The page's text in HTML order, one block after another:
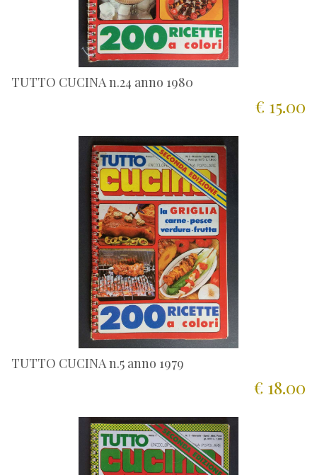
TUTTO CUCINA n.24 anno 1980
€ 15.00
TUTTO CUCINA n.5 anno 1979
€ 18.00